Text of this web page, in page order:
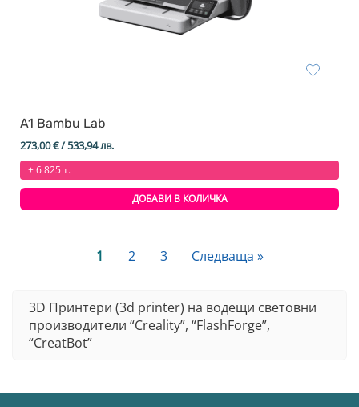
A1 Bambu Lab
273,00€/ 533,94 лв.
+ 6 825 т.
ДОБАВИ В КОЛИЧКА
1 2 3 Следваща »
3D Принтери (3d printer) на водещи световни
производители “Creality”, “FlashForge”,
“CreatBot”